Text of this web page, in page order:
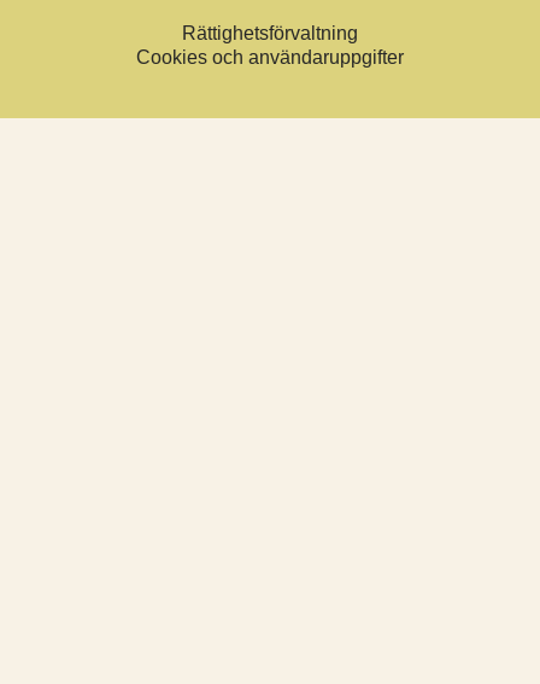
Rättighetsförvaltning
Cookies och användaruppgifter